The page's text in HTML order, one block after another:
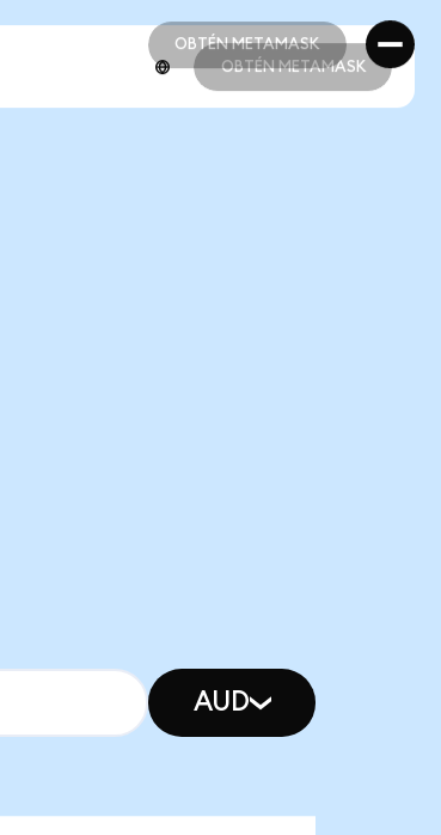
OBTÉN METAMASK
OBTÉN METAMASK
OBTÉN METAMASK
AUD